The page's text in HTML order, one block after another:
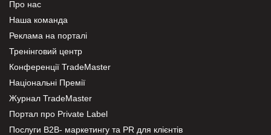
Про нас
Наша команда
Реклама на порталі
Тренінговий центр
Конференції TradeMaster
Національні Премії
Журнал TradeMaster
Портал про Private Label
Послуги В2В- маркетингу та PR для клієнтів